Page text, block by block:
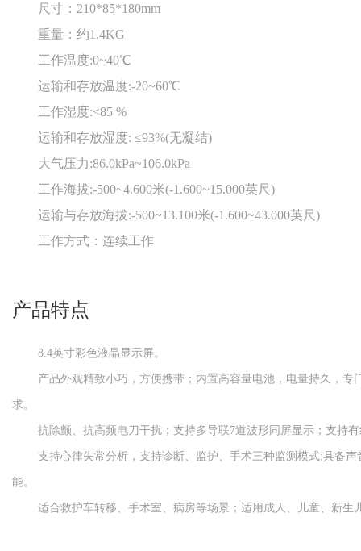
尺寸：210*85*180mm
重量：约1.4KG
工作温度:0~40℃
运输和存放温度:-20~60℃
工作湿度:<85 %
运输和存放湿度: ≤93%(无凝结)
大气压力:86.0kPa~106.0kPa
工作海拔:-500~4.600米(-1.600~15.000英尺)
运输与存放海拔:-500~13.100米(-1.600~43.000英尺)
工作方式：连续工作
产品特点
8.4英寸彩色液晶显示屏。
产品外观精致小巧，方便携带；内置高容量电池，电量持久，专
求。
抗除颤、抗高频电刀干扰；支持多导联7道波形同屏显示；支持
支持心律失常分析，支持诊断、监护、手术三种监测模式;具备
能。
适合救护车转移、手术室、病房等场景；适用成人、儿童、新生